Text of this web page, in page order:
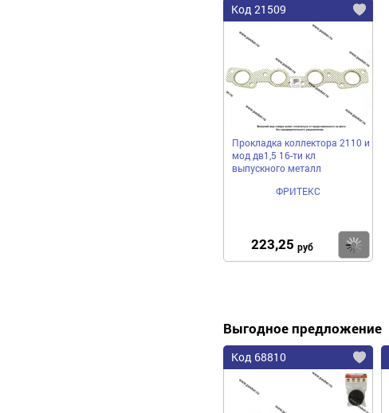
Код 21509
Прокладка коллектора 2110 и
мод дв1,5 16-ти кл
выпускного металл
ФРИТЕКС
223,25 руб
Выгодное предложение
Код 68810